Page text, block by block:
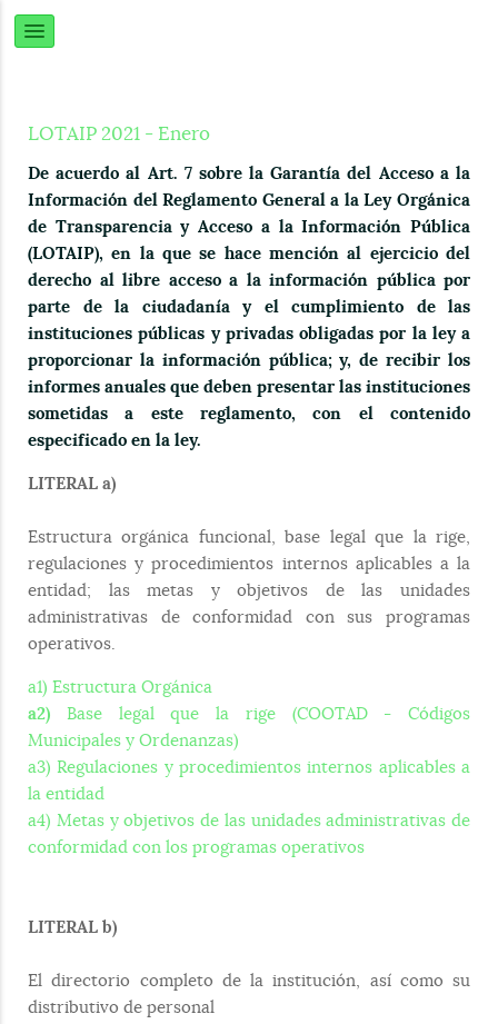
LOTAIP 2021 - Enero
De acuerdo al Art. 7 sobre la Garantía del Acceso a la
Información del Reglamento General a la Ley Orgánica
de Transparencia y Acceso a la Información Pública
(LOTAIP), en la que se hace mención al ejercicio del
derecho al libre acceso a la información pública por
parte de la ciudadanía y el cumplimiento de las
instituciones públicas y privadas obligadas por la ley a
proporcionar la información pública; y, de recibir los
informes anuales que deben presentar las instituciones
sometidas a este reglamento, con el contenido
especificado en la ley.
LITERAL a)
Estructura orgánica funcional, base legal que la rige,
regulaciones y procedimientos internos aplicables a la
entidad; las metas y objetivos de las unidades
administrativas de conformidad con sus programas
operativos.
a1) Estructura Orgánica
a2) Base legal que la rige (COOTAD - Códigos
Municipales y Ordenanzas)
a3) Regulaciones y procedimientos internos aplicables a
la entidad
a4) Metas y objetivos de las unidades administrativas de
conformidad con los programas operativos
LITERAL b)
El directorio completo de la institución, así como su
distributivo de personal